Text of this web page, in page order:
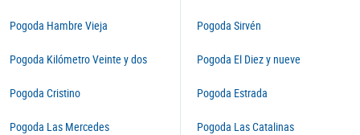
Pogoda Hambre Vieja
Pogoda Kilómetro Veinte y dos
Pogoda Cristino
Pogoda Las Mercedes
Pogoda Sirvén
Pogoda El Diez y nueve
Pogoda Estrada
Pogoda Las Catalinas